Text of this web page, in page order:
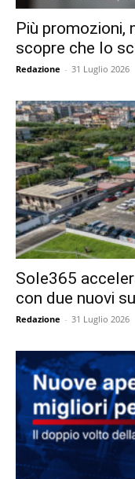
Più promozioni,
scopre che lo
Redazione - 31 Luglio 2026
Sole365
con due nuovi
Redazione - 31 Luglio 2026